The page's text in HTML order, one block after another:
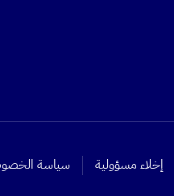
إخلاء مسؤولية سياسة